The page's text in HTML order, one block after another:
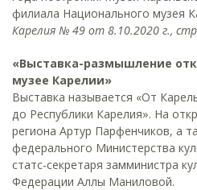
филиала Национального музея
Карелия № 49 от 8.10.2020 г.,
«Выставка-размышление
музее Карелии»
Выставка называется «От
до Республики Карелия». На
региона Артур Парфенчиков, а
федерального Министерства
статс-секретаря замминистра
Федерации Аллы Маниловой.